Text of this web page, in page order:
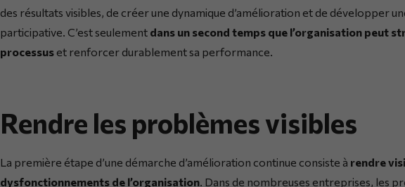
des résultats visibles, de créer une dynamique d’amélioration et de développer
participative. C’est seulement dans un second temps que l’organisation peut
processus et renforcer durablement sa performance.
Rendre les problèmes visibles
La première étape d’une démarche d’amélioration continue consiste à rendre
dysfonctionnements de l’organisation. Dans de nombreuses entreprises, les